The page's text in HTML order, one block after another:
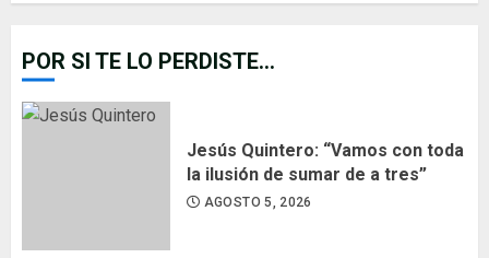
POR SI TE LO PERDISTE...
Jesús Quintero: “Vamos con toda
la ilusión de sumar de a tres”
AGOSTO 5, 2026